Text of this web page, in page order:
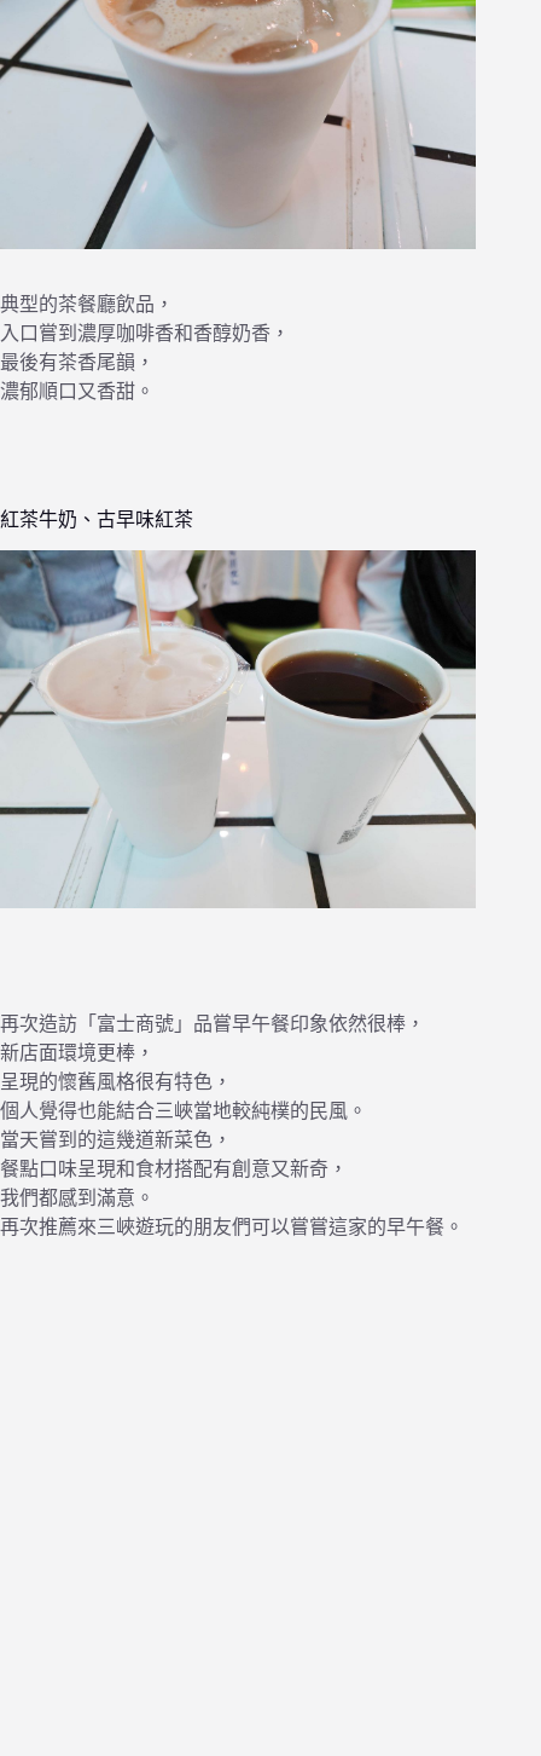
典型的茶餐廳飲品，
入口嘗到濃厚咖啡香和香醇奶香，
最後有茶香尾韻，
濃郁順口又香甜。
紅茶牛奶、古早味紅茶
再次造訪「富士商號」品嘗早午餐印象依然很棒，
新店面環境更棒，
呈現的懷舊風格很有特色，
個人覺得也能結合三峽當地較純樸的民風。
當天嘗到的這幾道新菜色，
餐點口味呈現和食材搭配有創意又新奇，
我們都感到滿意。
再次推薦來三峽遊玩的朋友們可以嘗嘗這家的早午餐。